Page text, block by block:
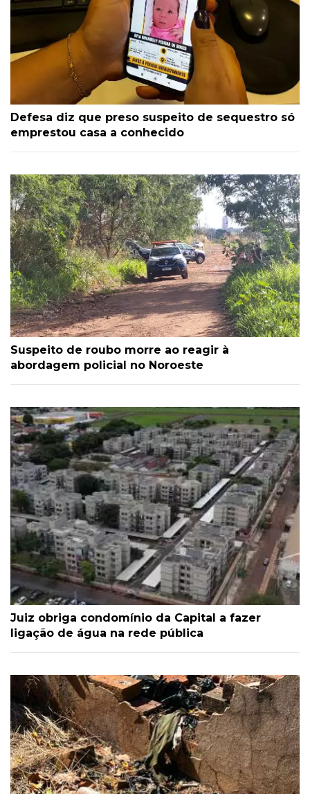
Defesa diz que preso suspeito de sequestro só
emprestou casa a conhecido
Suspeito de roubo morre ao reagir à
abordagem policial no Noroeste
Juiz obriga condomínio da Capital a fazer
ligação de água na rede pública